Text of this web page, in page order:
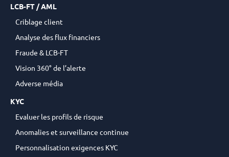
LCB-FT / AML
Criblage client
Analyse des flux financiers
Fraude & LCB-FT
Vision 360° de l’alerte
Adverse média
KYC
Evaluer les profils de risque
Anomalies et surveillance continue
Personnalisation exigences KYC